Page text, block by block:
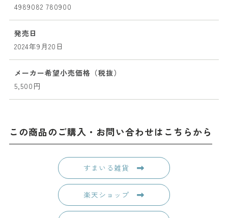
4989082 780900
発売日
2024年9月20日
メーカー希望小売価格（税抜）
5,500円
この商品のご購入・お問い合わせはこちらから
すまいる雑貨
楽天ショップ